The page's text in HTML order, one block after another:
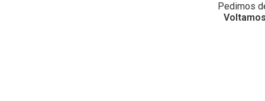
Pedimos